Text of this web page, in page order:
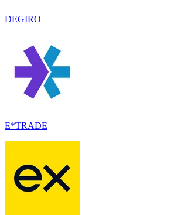
DEGIRO
E*TRADE